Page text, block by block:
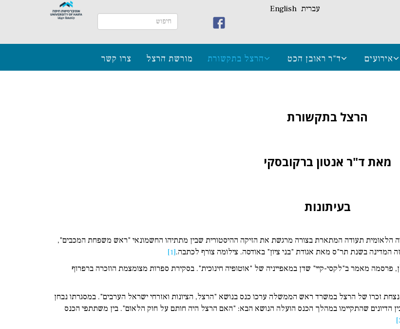
עברית English
אירועים ד"ר ראובן הכט הרצל בתקשורת מורשת הרצל צרו קשר
הרצל בתקשורת
מאת ד"ר אנטון ברקובסקי
בעיתונות
הלאומית תעודה המתארת בצורה מרגשת את הזיקה ההיסטורית שבין מתתיהו החשמונאי "ראש משפחת המכבים",
המדינה בשנת תר"ס מאת אגודת "בני ציון" באודסה. צילומה צורף לכתבה.[1]
פרסמה מאמר ב"לקסי-קיי" שדן במאפייניה של "אוטופיה חינוכית". בסקירת ספרות מצומצמת הוזכרה ברפרוף
זכרו של הרצל במשרד ראש הממשלה ערכו כנס בנושא "הרצל, הציונות ואזרחי ישראל הערבים". במסגרתו נבחן
של חוזה המדינה לעומת יישומו בפועל בישראל של שנת 2021. בין הדיונים שהתקיימו במהלך הכנס הועלה הנושא הבא: "האם הרצל היה חותם על חוק הלאום". בין משתתפי הכנס